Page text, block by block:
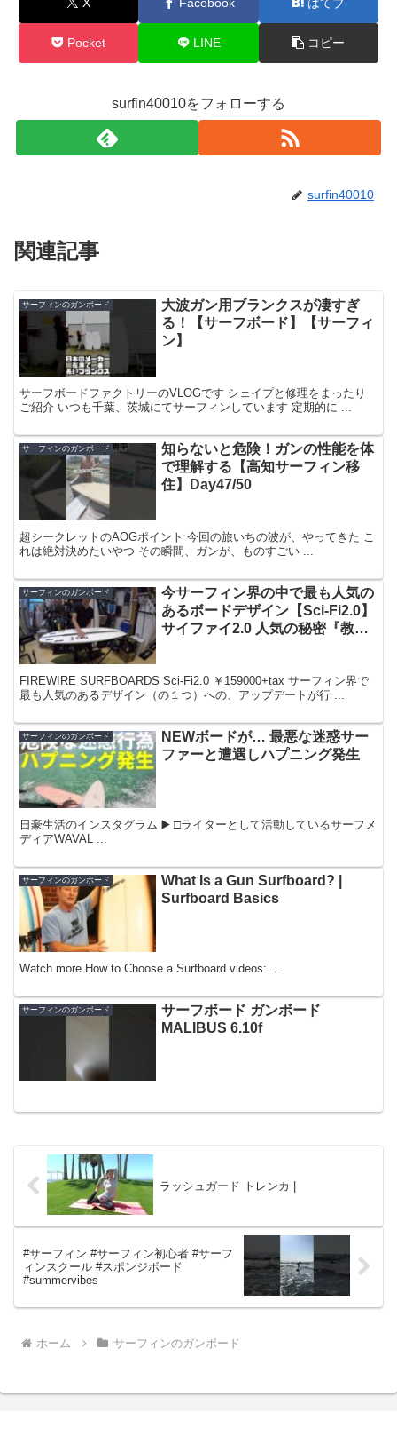
Pocket LINE コピー
surfin40010をフォローする
surfin40010
関連記事
サーフィンのガンボード
大波ガン用ブランクスが凄すぎ
る！【サーフボード】【サーフィ
ン】
サーフボードファクトリーのVLOGです シェイプと修理をまったり
ご紹介 いつも千葉、茨城にてサーフィンしています 定期的に ...
サーフィンのガンボード
知らないと危険！ガンの性能を体
で理解する【高知サーフィン移
住】Day47/50
超シークレットのAOGポイント 今回の旅いちの波が、やってきた こ
れは絶対決めたいやつ その瞬間、ガンが、ものすごい ...
サーフィンのガンボード
今サーフィン界の中で最も人気の
あるボードデザイン【Sci-Fi2.0】
サイファイ2.0 人気の秘密『教え
FIREWIRE SURFBOARDS Sci-Fi2.0 ￥159000+tax サーフィン界で
最も人気のあるデザイン（の１つ）への、アップデートが行 ...
サーフィンのガンボード
NEWボードが… 最悪な迷惑サー
ファーと遭遇しハプニング発生
日豪生活のインスタグラム ▶️ □ライターとして活動しているサーフメ
ディアWAVAL ...
サーフィンのガンボード
What Is a Gun Surfboard? |
Surfboard Basics
Watch more How to Choose a Surfboard videos: ...
サーフィンのガンボード
サーフボード ガンボード
MALIBUS 6.10f
ラッシュガード トレンカ |
#サーフィン #サーフィン初心者 #サーフ
ィンスクール #スポンジボード
#summervibes
ホーム サーフィンのガンボード